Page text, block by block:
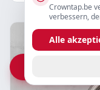
Crowntap.be
verbessern,
Alle